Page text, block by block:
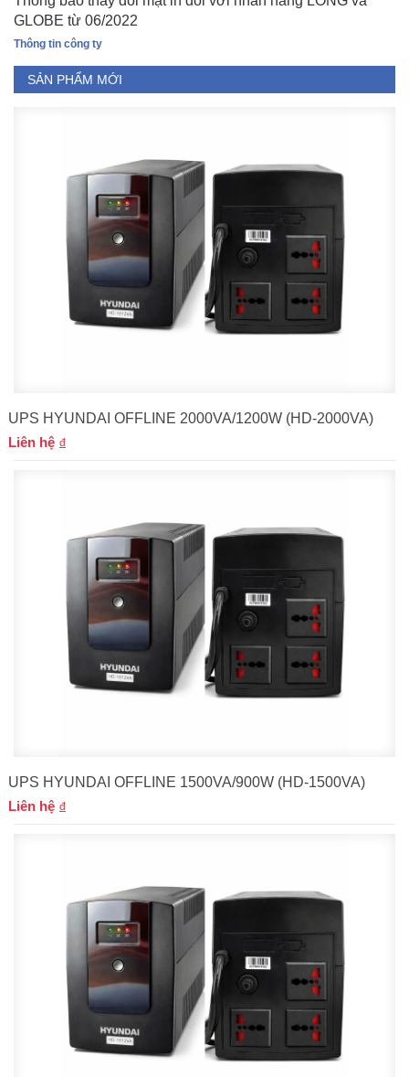
GLOBE từ 06/2022
Thông tin công ty
SẢN PHẨM MỚI
UPS HYUNDAI OFFLINE 2000VA/1200W (HD-2000VA)
Liên hệ
UPS HYUNDAI OFFLINE 1500VA/900W (HD-1500VA)
Liên hệ